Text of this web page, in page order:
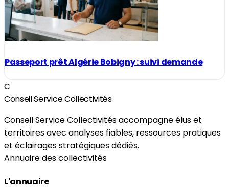
Passeport prêt Algérie Bobigny : suivi demande
C
Conseil Service Collectivités
Conseil Service Collectivités accompagne élus et
territoires avec analyses fiables, ressources pratiques
et éclairages stratégiques dédiés.
Annuaire des collectivités
L'annuaire